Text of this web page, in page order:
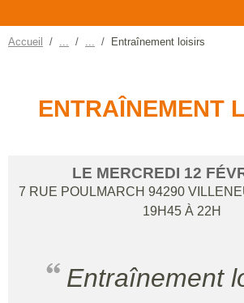
Accueil Entraînement loisirs
ENTRAÎNEMENT
LE MERCREDI 12
7 RUE POULMARCH 94290
19H45 À 22H
Entraînement